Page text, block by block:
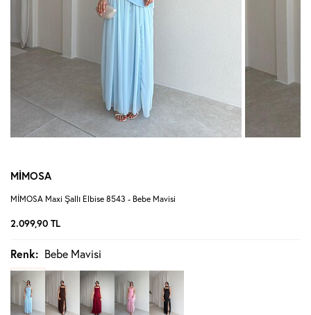
MİMOSA
MİMOSA Maxi Şallı Elbise 8543 - Bebe Mavisi
2.099,90 TL
Renk: Bebe Mavisi